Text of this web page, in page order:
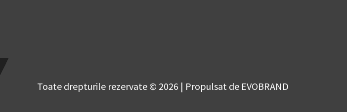
Toate drepturile rezervate © 2026 | Propulsat de EVOBRAND